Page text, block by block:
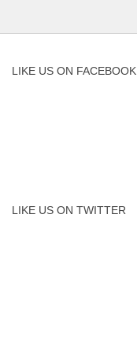
LIKE US ON FACEBOOK
LIKE US ON TWITTER